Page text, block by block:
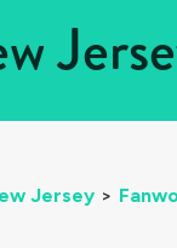
Jersey >